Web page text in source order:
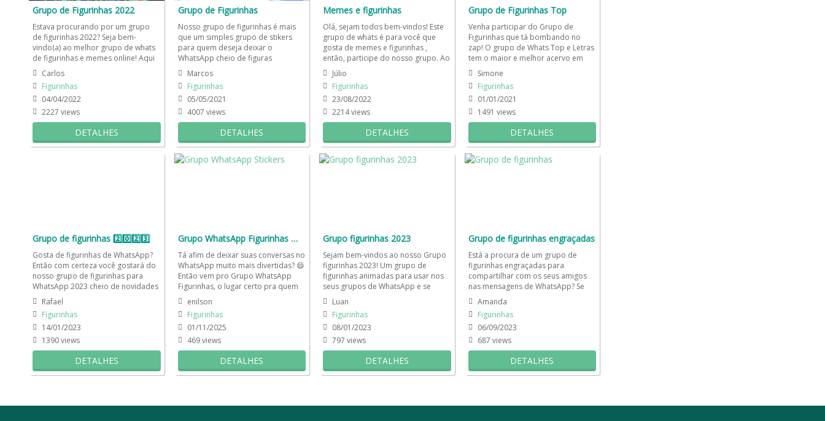
Grupo de Figurinhas 2022
Estava procurando por um grupo
de figurinhas 2022? Seja bem-
vindo(a) ao melhor grupo de whats
de figurinhas e memes online! Aqui
você pode enviar suas...
Carlos
Figurinhas
04/04/2022
2227 views
DETALHES
Grupo de Figurinhas
Nosso grupo de figurinhas é mais
que um simples grupo de stikers
para quem deseja deixar o
WhatsApp cheio de figuras
engraçadas e compartilhar com os...
Marcos
Figurinhas
05/05/2021
4007 views
DETALHES
Memes e figurinhas
Olá, sejam todos bem-vindos! Este
grupo de whats é para você que
gosta de memes e figurinhas ,
então, participe do nosso grupo. Ao
entrar o administrador...
Júlio
Figurinhas
23/08/2022
2214 views
DETALHES
Grupo de Figurinhas Top
Venha participar do Grupo de
Figurinhas que tá bombando no
zap! O grupo de Whats Top e Letras
tem o maior e melhor acervo em
stickers saudáveis, incluindo...
Simone
Figurinhas
01/01/2021
1491 views
DETALHES
Grupo de figurinhas 2️⃣0️⃣2️⃣3️⃣
Gosta de figurinhas de WhatsApp?
Então com certeza você gostará do
nosso grupo de figurinhas para
WhatsApp 2023 cheio de novidades
e muita coisa engraçada...
Rafael
Figurinhas
14/01/2023
1390 views
DETALHES
Grupo WhatsApp Figurinhas 🤳🏻📲
Tá afim de deixar suas conversas no
WhatsApp muito mais divertidas? 😄
Então vem pro Grupo WhatsApp
Figurinhas, o lugar certo pra quem
ama compartilhar...
enilson
Figurinhas
01/11/2025
469 views
DETALHES
Grupo figurinhas 2023
Sejam bem-vindos ao nosso Grupo
figurinhas 2023! Um grupo de
figurinhas animadas para usar nos
seus grupos de WhatsApp e se
divertir muito com os melhores
memes...
Luan
Figurinhas
08/01/2023
797 views
DETALHES
Grupo de figurinhas engraçadas
Está a procura de um grupo de
figurinhas engraçadas para
compartilhar com os seus amigos
nas mensagens de WhatsApp? Se
sim, esse é o melhor grupo de
WhatsApp...
Amanda
Figurinhas
06/09/2023
687 views
DETALHES